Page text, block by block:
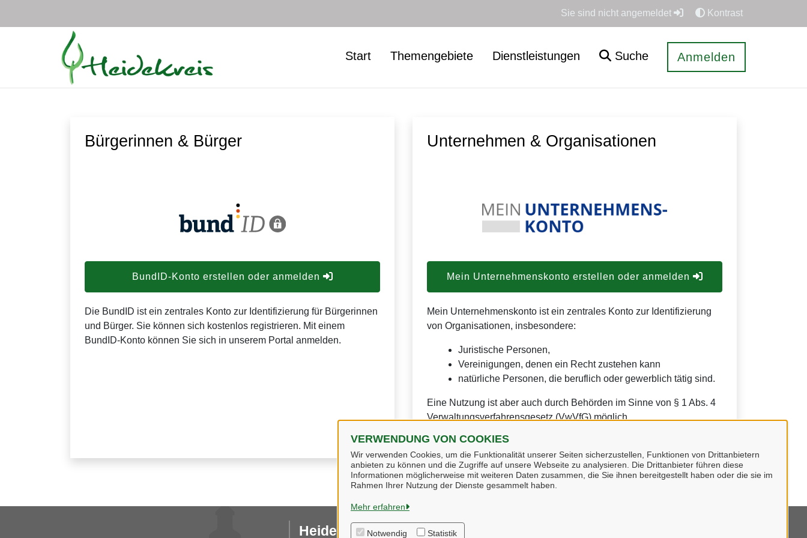
VERWENDUNG VON COOKIES
Wir verwenden Cookies, um die Funktionalität unserer Seiten sicherzustellen, Funktionen von Drittanbietern
anbieten zu können und die Zugriffe auf unsere Webseite zu analysieren. Die Drittanbieter führen diese
Informationen möglicherweise mit weiteren Daten zusammen, die Sie ihnen bereitgestellt haben oder die sie im
Rahmen Ihrer Nutzung der Dienste gesammelt haben.
Mehr erfahren
Notwendig Statistik
Sie sind nicht angemeldet Kontrast
Start Themengebiete Dienstleistungen Suche Anmelden
Bürgerinnen & Bürger
BundID-Konto erstellen oder anmelden
Die BundID ist ein zentrales Konto zur Identifizierung für Bürgerinnen
und Bürger. Sie können sich kostenlos registrieren. Mit einem
BundID-Konto können Sie sich in unserem Portal anmelden.
Unternehmen & Organisationen
Mein Unternehmenskonto erstellen oder anmelden
Mein Unternehmenskonto ist ein zentrales Konto zur Identifizierung
von Organisationen, insbesondere:
Juristische Personen,
Vereinigungen, denen ein Recht zustehen kann
natürliche Personen, die beruflich oder gewerblich tätig sind.
Eine Nutzung ist aber auch durch Behörden im Sinne von § 1 Abs. 4
Verwaltungsverfahrensgesetz (VwVfG) möglich.
Heidekreis